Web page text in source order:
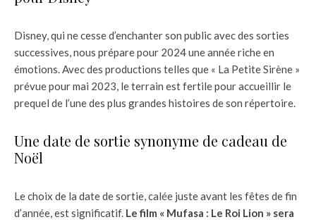
Disney, qui ne cesse d’enchanter son public avec des sorties
successives, nous prépare pour 2024 une année riche en
émotions. Avec des productions telles que « La Petite Sirène »
prévue pour mai 2023, le terrain est fertile pour accueillir le
prequel de l’une des plus grandes histoires de son répertoire.
Une date de sortie synonyme de cadeau de
Noël
Le choix de la date de sortie, calée juste avant les fêtes de fin
d’année, est significatif. Le film « Mufasa : Le Roi Lion » sera